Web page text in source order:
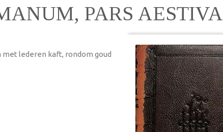
PARS AESTIVA
met lederen kaft, rondom goud